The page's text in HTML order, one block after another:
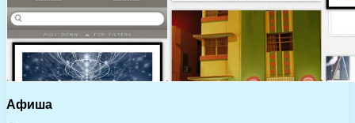
Афиша